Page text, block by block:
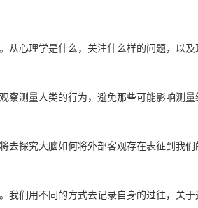
从心理学是什么，关注什么样的问题，以
察测量人类的行为，避免那些可能影响测
去探究大脑如何将外部客观存在表征到我
我们用不同的方式去记录自身的过往，关